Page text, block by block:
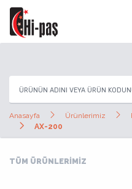
Anasayfa Ürünlerimiz
AX-200
TÜM ÜRÜNLERİMİZ